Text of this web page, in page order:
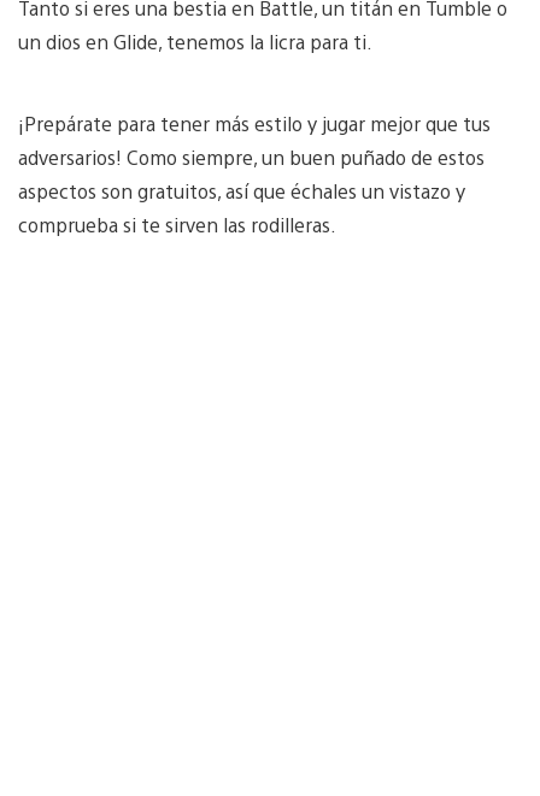
Tanto si eres una bestia en Battle, un titán en Tumble o
un dios en Glide, tenemos la licra para ti.
¡Prepárate para tener más estilo y jugar mejor que tus
adversarios! Como siempre, un buen puñado de estos
aspectos son gratuitos, así que échales un vistazo y
comprueba si te sirven las rodilleras.